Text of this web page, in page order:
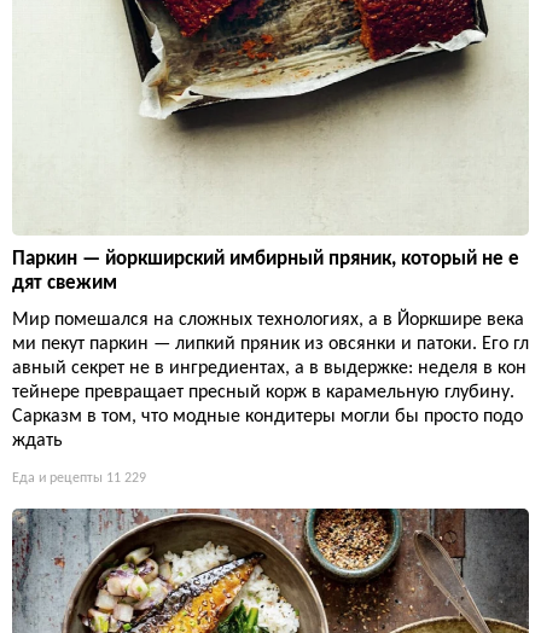
Паркин — йоркширский имбирный пряник, который не е
дят свежим
Мир помешался на сложных технологиях, а в Йоркшире века
ми пекут паркин — липкий пряник из овсянки и патоки. Его гл
авный секрет не в ингредиентах, а в выдержке: неделя в кон
тейнере превращает пресный корж в карамельную глубину.
Сарказм в том, что модные кондитеры могли бы просто подо
ждать
Еда и рецепты 11 229